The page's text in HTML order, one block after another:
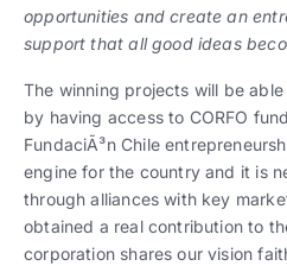
opportunities and create an
support that all good ideas
The winning projects will be
by having access to CORFO
FundaciÃ³n Chile
engine for the country and it is
through alliances with key
obtained a real contribution to
corporation shares our vision